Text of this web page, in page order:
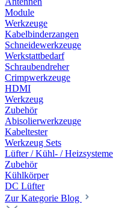
Module
Werkzeuge
Kabelbinderzangen
Schneidewerkzeuge
Werkstattbedarf
Schraubendreher
Crimpwerkzeuge
HDMI
Werkzeug
Zubehör
Abisolierwerkzeuge
Kabeltester
Werkzeug Sets
Lüfter / Kühl- / Heizsysteme
Zubehör
Kühlkörper
DC Lüfter
Zur Kategorie Blog